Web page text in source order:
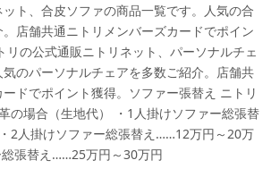
ト、合皮ソファの商品一覧です。人気の合
店舗共通ニトリメンバーズカードでポイン
リの公式通販ニトリネット、パーソナルチェ
のパーソナルチェアを多数ご紹介。店舗共
ドでポイント獲得。ソファー張替え ニトリ
の場合（生地代） ・1人掛けソファー総張替
2人掛けソファー総張替え……12万円～20万
張替え……25万円～30万円